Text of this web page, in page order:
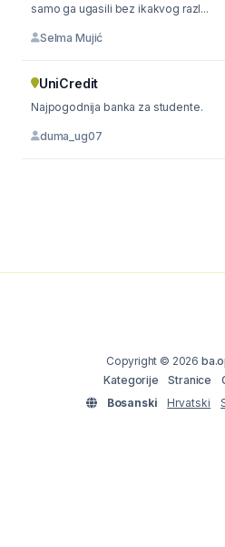
samo ga ugasili bez ikakvog razl...
Selma Mujić
UniCredit
Najpogodnija banka za studente.
duma_ug07
Copyright © 2026
Kategorije
Stranice
Bosanski
Hrvatski